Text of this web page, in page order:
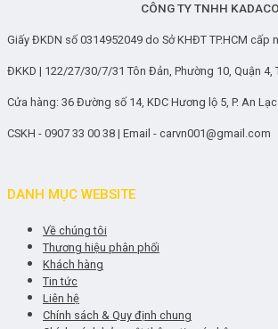
CÔNG TY TNHH
Giấy ĐKDN số 0314952049 do Sở KHĐT TP.HCM cấp
ĐKKD | 122/27/30/7/31 Tôn Đản, Phường 10, Quận 4,
Cửa hàng: 36 Đường số 14, KDC Hương lộ 5, P. An Lạc
CSKH - 0907 33 00 38 | Email - carvn001@gmail.com
DANH MỤC WEBSITE
Về chúng tôi
Thương hiệu phân phối
Khách hàng
Tin tức
Liên hệ
Chính sách & Quy định chung